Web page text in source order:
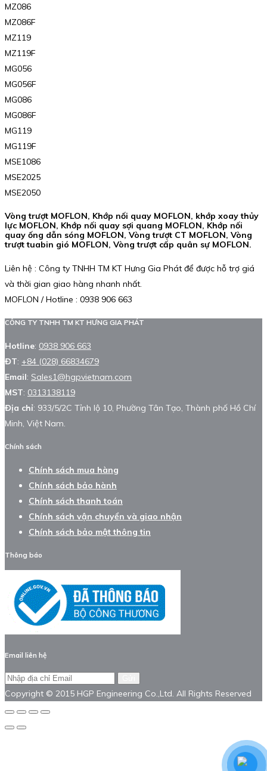
MZ086
MZ086F
MZ119
MZ119F
MG056
MG056F
MG086
MG086F
MG119
MG119F
MSE1086
MSE2025
MSE2050
Vòng trượt MOFLON, Khớp nối quay MOFLON, khớp xoay thủy
lực MOFLON, Khớp nối quay sợi quang MOFLON, Khớp nối
quay ống dẫn sóng MOFLON, Vòng trượt CT MOFLON, Vòng
trượt tuabin gió MOFLON, Vòng trượt cấp quân sự MOFLON.
Liên hệ : Công ty TNHH TM KT Hưng Gia Phát để được hỗ trợ giá
và thời gian giao hàng nhanh nhất.
MOFLON / Hotline : 0938 906 663
CÔNG TY TNHH TM KT HƯNG GIA PHÁT
Hotline: 0938 906 663
ĐT: +84 (028) 66834679
Email: Sales1@hgpvietnam.com
MST: 0313138119
Địa chỉ: 933/5/2C Tỉnh lộ 10, Phường Tân Tạo, Thành phố Hồ Chí
Minh, Việt Nam.
Chính sách
Chính sách mua hàng
Chính sách bảo hành
Chính sách thanh toán
Chính sách vận chuyển và giao nhận
Chính sách bảo mật thông tin
Thông báo
Email liên hệ
Copyright © 2015 HGP Engineering Co.,Ltd. All Rights Reserved